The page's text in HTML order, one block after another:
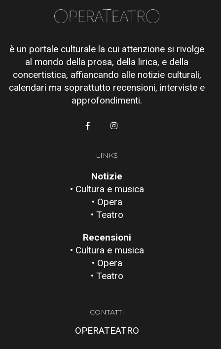
è un portale culturale la cui attenzione si rivolge
al mondo della prosa, della lirica, e della
concertistica, affiancando alle notizie culturali,
calendari ma soprattutto recensioni, interviste e
approfondimenti.
LINKS
Notizie
• Cultura e musica
• Opera
• Teatro
Recensioni
• Cultura e musica
• Opera
• Teatro
CONTATTI
OPERATEATRO